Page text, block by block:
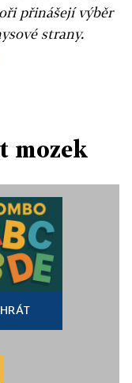
přinášejí výběr
strany.
mozek
HRÁT